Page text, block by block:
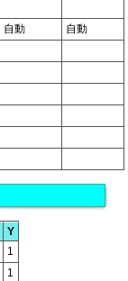
自動
自動
Y
1
1